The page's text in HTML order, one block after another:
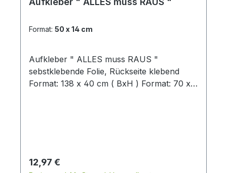
Format: 50 x 14 cm
Aufkleber " ALLES muss RAUS "
sebstklebende Folie, Rückseite klebend
Format: 138 x 40 cm ( BxH ) Format: 70 x
Regulärer Preis:
12,97 €